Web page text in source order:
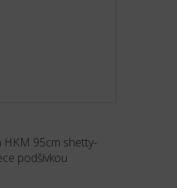
HKM 95cm shetty-
podšívkou